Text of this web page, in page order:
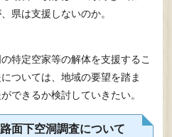
県は支援しないのか。
特定空家等の解体を支援するこ
ついては、地域の要望を踏ま
できるか検討していきたい。
面下空洞調査について